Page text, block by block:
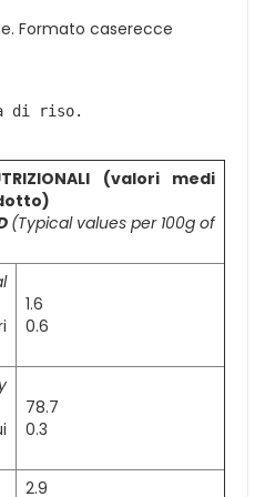
Formato caserecce
(valori medi
(Typical values per 100g of
1.6
0.6
78.7
0.3
2.9